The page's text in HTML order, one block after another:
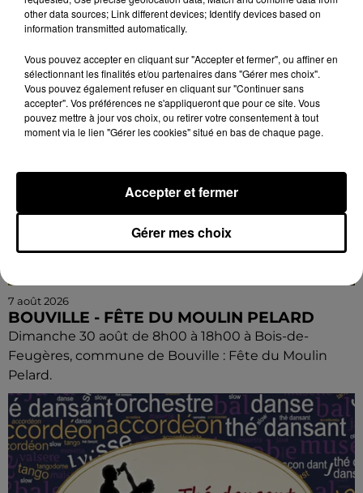
Inscription obligatoire.
7 août 2026
BOUVILLE - FÊTE DU MOULIN PELARD
Dimanche 30 août de 8h00 à 18h00 à Bois-de-
Feugères, commune de Bouville : Fête du Moulin
Pelard.
other data sources; Link different devices; Identify devices based on
information transmitted automatically.
Vous pouvez accepter en cliquant sur "Accepter et fermer", ou affiner en
sélectionnant les finalités et/ou partenaires dans "Gérer mes choix".
Vous pouvez également refuser en cliquant sur "Continuer sans
accepter". Vos préférences ne s'appliqueront que pour ce site. Vous
pouvez mettre à jour vos choix, ou retirer votre consentement à tout
moment via le lien "Gérer les cookies" situé en bas de chaque page.
Gérer mes choix
Accepter et fermer